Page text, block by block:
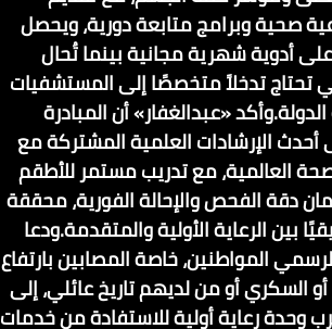
صحية وبرامج متابعة دورية، ويحصل
أدوية شهرية مجانية بينما تُحال
تحتاج تدخلاً متخصصًا إلى المستشفيات
«عبدالغفار» أن المبادرة
الإرشادات العلمية المشتركة مع
العالمية، مع تدريب مستمر للأطقم
دقة الفحص والإحالة الفورية، محققة
بين الرعاية الأولية والمتقدمة.ودعا
المواطنين، خاصة المصابين بارتفاع
السكري أو من لديهم تاريخ عائلي، إلى
وحدة رعاية أولية للاستفادة من خدمات